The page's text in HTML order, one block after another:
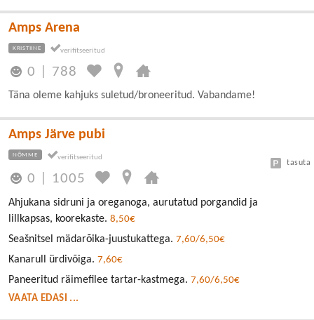
Amps Arena
KRISTIINE
0 788
Täna oleme kahjuks suletud/broneeritud. Vabandame!
Amps Järve pubi
NÕMME
0 1005
tasuta
Ahjukana sidruni ja oreganoga, aurutatud porgandid ja
lillkapsas, koorekaste. 8,50€
Seašnitsel mädarõika-juustukattega. 7,60/6,50€
Kanarull ürdivõiga. 7,60€
Paneeritud räimefilee tartar-kastmega. 7,60/6,50€
VAATA EDASI ...